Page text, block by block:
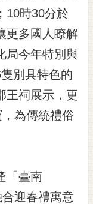
10時30分於
更多國人瞭解
局今年特別與
別具特色的
王祠展示，更
為傳統禮俗
「臺南
迎春禮寓意